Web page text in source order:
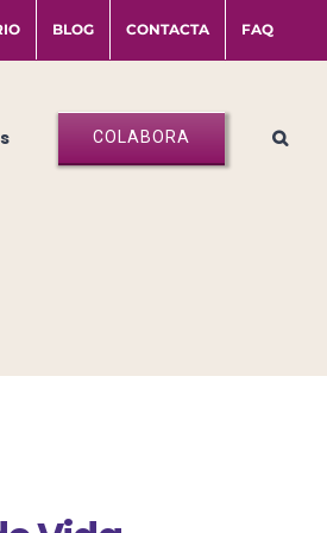
BLOG CONTACTA FAQ
COLABORA